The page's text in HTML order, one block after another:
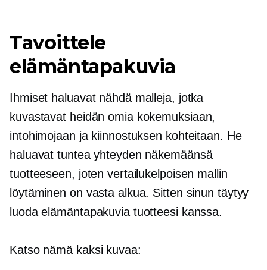
Tavoittele
elämäntapakuvia
Ihmiset haluavat nähdä malleja, jotka
kuvastavat heidän omia kokemuksiaan,
intohimojaan ja kiinnostuksen kohteitaan. He
haluavat tuntea yhteyden näkemäänsä
tuotteeseen, joten vertailukelpoisen mallin
löytäminen on vasta alkua. Sitten sinun täytyy
luoda elämäntapakuvia tuotteesi kanssa.
Katso nämä kaksi kuvaa: